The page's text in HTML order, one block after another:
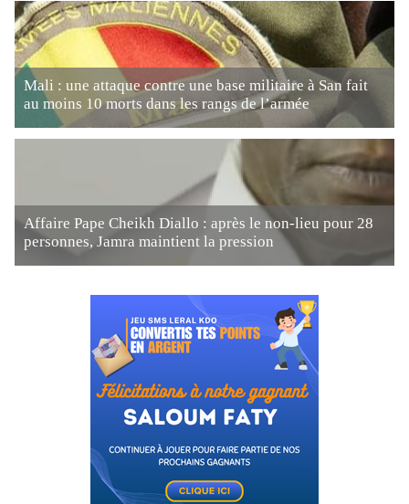
Mali : une attaque contre une base militaire à San fait
au moins 10 morts dans les rangs de l’armée
Affaire Pape Cheikh Diallo : après le non-lieu pour 28
personnes, Jamra maintient la pression